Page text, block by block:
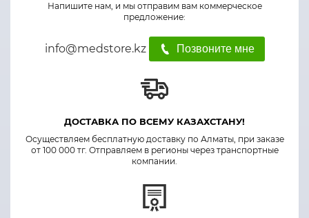
Напишите нам, и мы отправим вам коммерческое
предложение:
info@medstore.kz Позвоните мне
ДОСТАВКА ПО ВСЕМУ КАЗАХСТАНУ!
Осуществляем бесплатную доставку по Алматы, при заказе
от 100 000 тг. Отправляем в регионы через транспортные
компании.